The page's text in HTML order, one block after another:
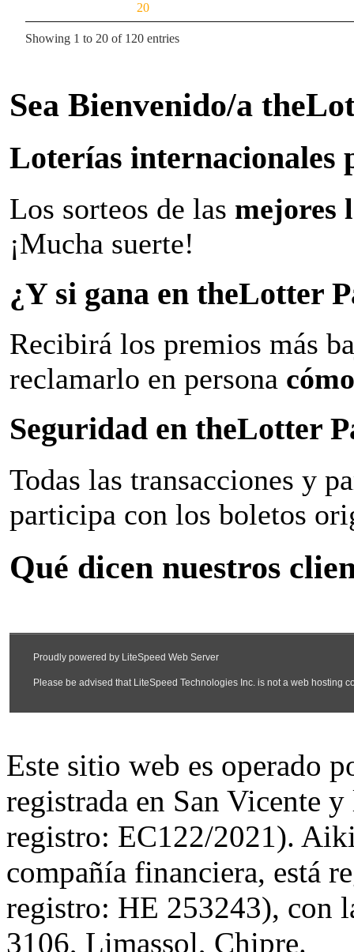
20
Showing 1 to 20 of 120 entries
Sea Bienvenido/a
Loterías internacionales
Los sorteos de las mejores
¡Mucha suerte!
¿Y si gana en theLotter
Recibirá los premios más
reclamarlo en persona
Seguridad en theLotter
Todas las transacciones y
participa con los boletos
Qué dicen nuestros
Este sitio web es operado
registrada en San Vicente
registro: EC122/2021).
compañía financiera, está
registro: HE 253243), con
3106, Limassol, Chipre.